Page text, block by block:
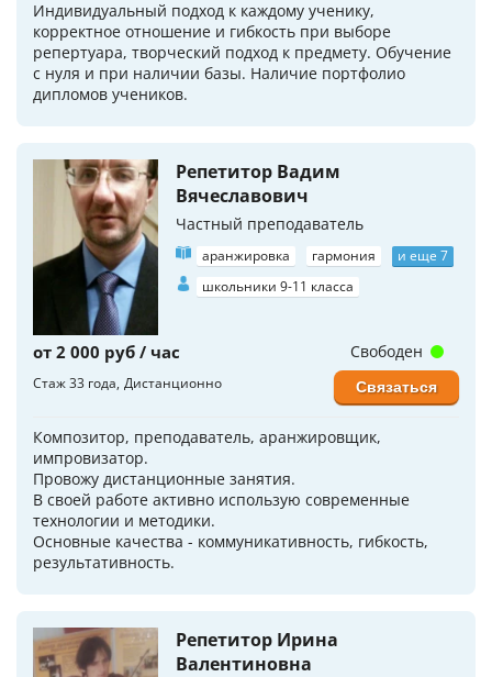
Индивидуальный подход к каждому ученику,
корректное отношение и гибкость при выборе
репертуара, творческий подход к предмету. Обучение
с нуля и при наличии базы. Наличие портфолио
дипломов учеников.
Репетитор Вадим
Вячеславович
Частный преподаватель
аранжировка гармония
и еще 7
школьники 9-11 класса
от 2 000 руб / час
Стаж 33 года Дистанционно
Композитор, преподаватель, аранжировщик,
импровизатор.
Провожу дистанционные занятия.
В своей работе активно использую современные
технологии и методики.
Основные качества - коммуникативность, гибкость,
результативность.
Свободен
Связаться
Репетитор Ирина
Валентиновна